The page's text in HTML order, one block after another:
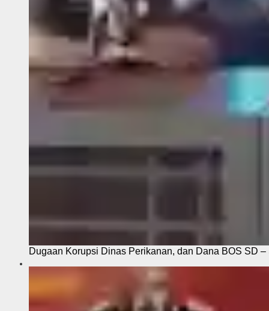
Dugaan Korupsi Dinas Perikanan, dan Dana BOS SD